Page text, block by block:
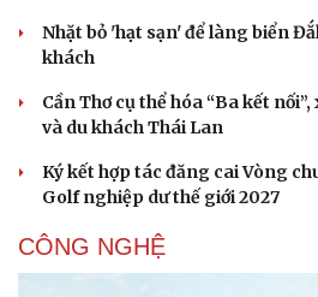
Nhặt bỏ 'hạt sạn' để làng biển
khách
Cần Thơ cụ thể hóa “Ba kết
và du khách Thái Lan
Ký kết hợp tác đăng cai Vòng
Golf nghiệp dư thế giới 2027
CÔNG NGHỆ